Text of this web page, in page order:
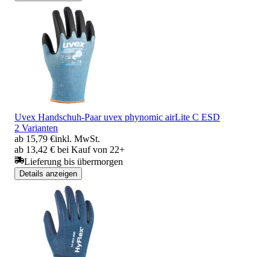
Uvex Handschuh-Paar uvex phynomic airLite C ESD
2 Varianten
ab 15,79 €inkl. MwSt.
ab 13,42 € bei Kauf von 22+
Lieferung bis übermorgen
Details anzeigen